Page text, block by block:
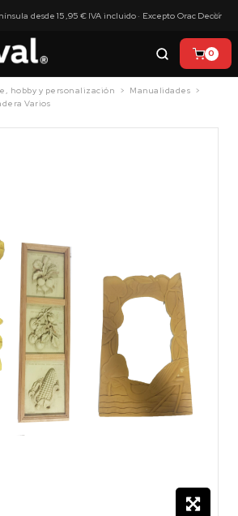
desde 15,95 € IVA incluido · Excepto Orac Decor
×
0
hobby y personalización
Manualidades
Varios